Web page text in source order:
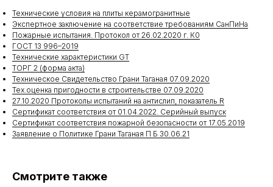
Технические условия на плиты керамогранитные
Экспертное заключение на соответствие требованиям СанПиНа
Пожарные испытания. Протокол от 26.02.2020 г. К0
ГОСТ 13 996–2019
Технические характеристики GT
ТОРГ 2 (форма акта)
Техническое Свидетельство Грани Таганая 07.09.2020
Тех.оценка пригодности в строительстве 07.09.2020
27.10.2020 Протоколы испытаний на антислип, показатель R
Сертификат соответствия от 01.04.2022. Серийный выпуск
Сертификат соответствия пожарной безопасности от 17.05.2019
Заявление о Политике Грани Таганая П Б 30.06.21
Смотрите также